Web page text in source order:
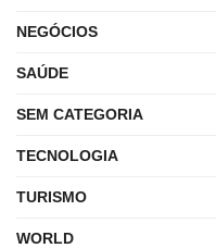
NEGÓCIOS
SAÚDE
SEM CATEGORIA
TECNOLOGIA
TURISMO
WORLD